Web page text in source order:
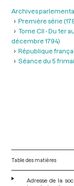
Archives
Première série
Tome CII - Du 1er
décembre 1794)
République
Séance du 5
Table des matières
Adresse de la